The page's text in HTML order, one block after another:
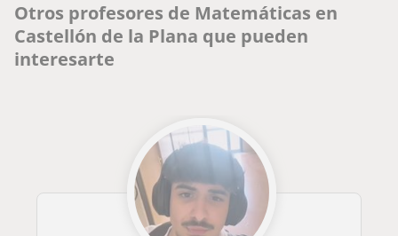
Otros profesores de Matemáticas en
Castellón de la Plana que pueden
interesarte